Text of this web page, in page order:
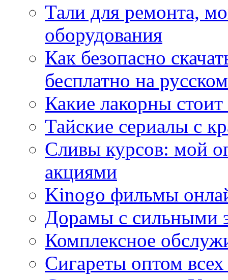
Тали для ремонта,
оборудования
Как безопасно
бесплатно на
Какие лакорны
Тайские сериалы с
Сливы курсов: мой
акциями
Kinogo фильмы
Дорамы с сильными
Комплексное
Сигареты оптом